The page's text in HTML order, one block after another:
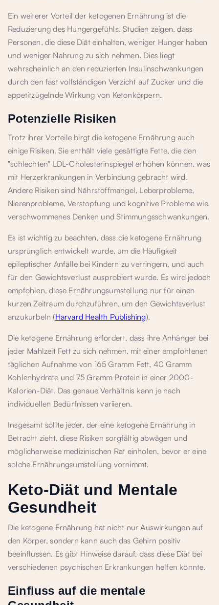
Ein weiterer Vorteil der ketogenen Ernährung ist die
Reduzierung des Hungergefühls. Studien zeigen, dass
Personen, die diese Diät einhalten, weniger Hunger haben
und weniger Nahrung zu sich nehmen. Dies liegt
wahrscheinlich an den reduzierten Insulinschwankungen
durch den fast vollständigen Verzicht auf Zucker und die
appetitzügelnde Wirkung von Ketonkörpern.
Potenzielle Risiken
Trotz ihrer Vorteile birgt die ketogene Ernährung auch
einige Risiken. Sie enthält viele gesättigte Fette, die den
"schlechten" LDL-Cholesterinspiegel erhöhen können, was
mit Herzerkrankungen in Verbindung gebracht wird.
Andere Risiken sind Nährstoffmangel, Leberprobleme,
Nierenprobleme, Verstopfung und kognitive Probleme wie
verschwommenes Denken und Stimmungsschwankungen.
Es ist wichtig zu beachten, dass die ketogene Ernährung
ursprünglich entwickelt wurde, um die Häufigkeit
epileptischer Anfälle bei Kindern zu verringern, und auch
für den Gewichtsverlust ausprobiert wurde. Es wird jedoch
empfohlen, diese Ernährungsumstellung nur für einen
kurzen Zeitraum durchzuführen, um den Gewichtsverlust
anzukurbeln (Harvard Health Publishing).
Die ketogene Ernährung erfordert, dass ihre Anhänger bei
jeder Mahlzeit Fett zu sich nehmen, mit einer empfohlenen
täglichen Aufnahme von 165 Gramm Fett, 40 Gramm
Kohlenhydrate und 75 Gramm Protein in einer 2000-
Kalorien-Diät. Das genaue Verhältnis kann je nach
individuellen Bedürfnissen variieren.
Insgesamt sollte jeder, der eine ketogene Ernährung in
Betracht zieht, diese Risiken sorgfältig abwägen und
möglicherweise medizinischen Rat einholen, bevor er eine
solche Ernährungsumstellung vornimmt.
Keto-Diät und Mentale
Gesundheit
Die ketogene Ernährung hat nicht nur Auswirkungen auf
den Körper, sondern kann auch das Gehirn positiv
beeinflussen. Es gibt Hinweise darauf, dass diese Diät bei
verschiedenen psychischen Erkrankungen helfen könnte.
Einfluss auf die mentale